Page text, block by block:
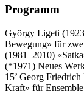
Programm
György Ligeti
Bewegung» für
(1981–2010)
(*1971) Neues
15’ Georg Friedrich
Kraft» für